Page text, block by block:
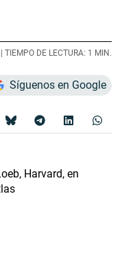
| TIEMPO DE LECTURA: 1 MIN.
Síguenos en Google
Harvard, en